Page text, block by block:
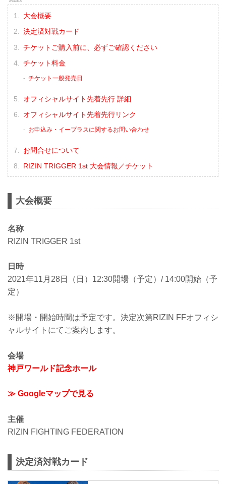
大会概要
決定済対戦カード
チケットご購入前に、必ずご確認ください
チケット料金
チケット一般発売日
オフィシャルサイト先着先行 詳細
オフィシャルサイト先着先行リンク
お申込み・イープラスに関するお問い合わせ
お問合せについて
RIZIN TRIGGER 1st 大会情報／チケット
大会概要
名称
RIZIN TRIGGER 1st
日時
2021年11月28日（日）12:30開場（予定）/ 14:00開始（予
定）
※開場・開始時間は予定です。決定次第RIZIN FFオフィシ
ャルサイトにてご案内します。
会場
神戸ワールド記念ホール
≫ Googleマップで見る
主催
RIZIN FIGHTING FEDERATION
決定済対戦カード